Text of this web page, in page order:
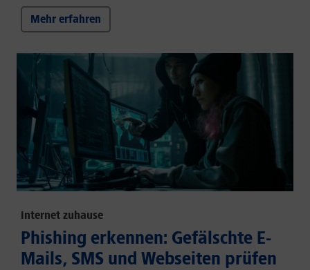
Mehr erfahren
Internet zuhause
Phishing erkennen: Gefälschte E-
Mails, SMS und Webseiten prüfen